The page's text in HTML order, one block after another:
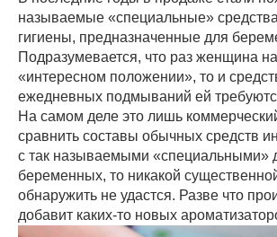
называемые «специальные»
гигиены, предназначенные для
Подразумевается, что раз женщина
«интересном положении», то и
ежедневных подмываний ей
На самом деле это лишь
сравнить составы обычных средств
с так называемыми «специальными»
беременных, то никакой
обнаружить не удастся. Разве что
добавит каких-то новых